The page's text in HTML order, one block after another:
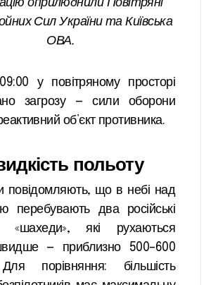
оприлюднили Повітряні
Сил України та Київська
ОВА.
у повітряному просторі
загрозу — сили оборони
об’єкт противника.
польоту
повідомляють, що в небі над
перебувають два російські
«шахеди», які рухаються
— приблизно 500–600
порівняння: більшість